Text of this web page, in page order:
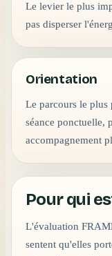
Le levier le plus
pas disperser
Orientation
Le parcours le plus
séance ponctuelle,
accompagnement
Pour qui
L'évaluation
sentent qu'elles